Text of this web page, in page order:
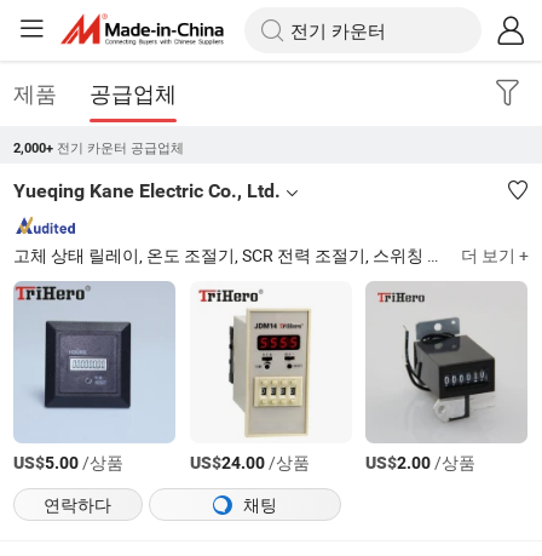
제품 공급업체
2,000+ 전기 카운터 공급업체
Yueqing Kane Electric Co., Ltd.
고체 상태 릴레이, 온도 조절기, SCR 전력 조절기, 스위칭 전원 공급 장치, 브리지 정류기, 전원 모듈, 센서, 필터 종이 더 보기 +
US$5.00/상품 US$24.00/상품 US$2.00/상품
연락하다
채팅